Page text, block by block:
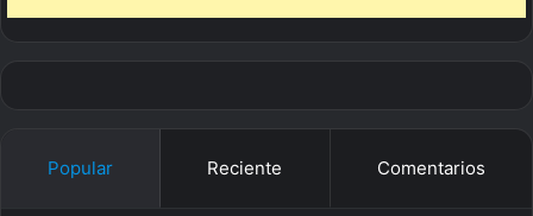
Popular Reciente Comentarios